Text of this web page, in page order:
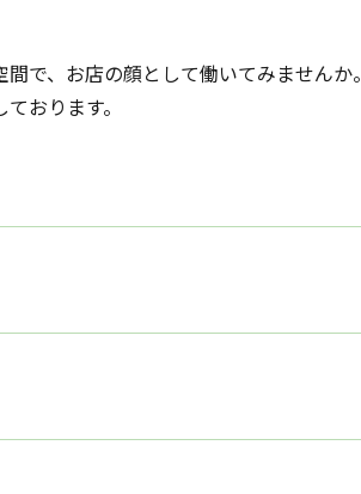
で、お店の顔として働いてみませんか。
おります。